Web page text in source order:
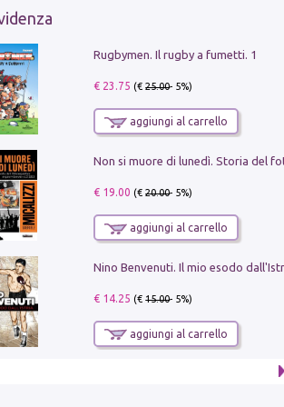
Rugbymen. Il rugby a fumetti. 1
€ 23.75 (€25.00- 5%)
aggiungi al carrello
€ 19.00 (€20.00- 5%)
aggiungi al carrello
Nino Benvenuti. Il mio esodo
€ 14.25 (€15.00- 5%)
aggiungi al carrello